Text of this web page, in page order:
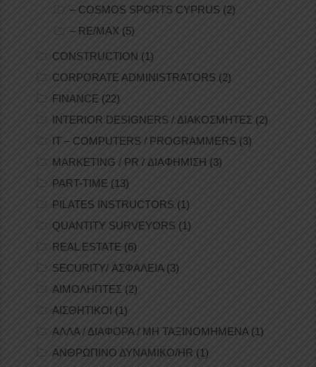
– COSMOS SPORTS CYPRUS (2)
– RE/MAX (5)
CONSTRUCTION (1)
CORPORATE ADMINISTRATORS (2)
FINANCE (22)
INTERIOR DESIGNERS / ΔΙΑΚΟΣΜΗΤΕΣ (2)
IT – COMPUTERS / PROGRAMMERS (3)
MARKETING / PR / ΔΙΑΦΗΜΙΣΗ (3)
PART-TIME (13)
PILATES INSTRUCTORS (1)
QUANTITY SURVEYORS (1)
REAL ESTATE (6)
SECURITY/ ΑΣΦΑΛΕΙΑ(3)
ΑΙΜΟΛΗΠΤΕΣ (2)
ΑΙΣΘΗΤΙΚΟΙ (1)
ΑΛΛΑ / ΔΙΑΦΟΡΑ / ΜΗ ΤΑΞΙΝΟΜΗΜΕΝΑ(1)
ΑΝΘΡΩΠΙΝΟ ΔΥΝΑΜΙΚΟ/HR (1)